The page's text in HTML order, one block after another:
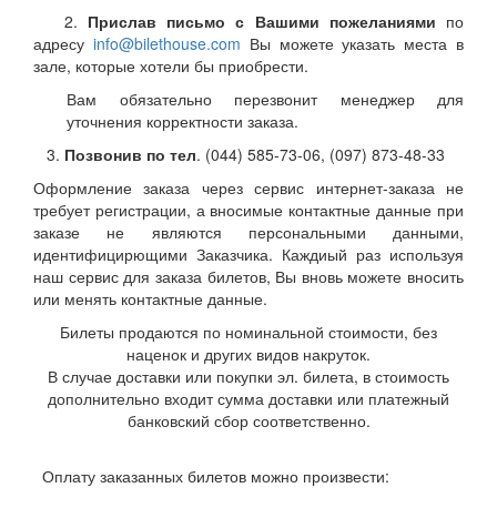
2. Прислав письмо с Вашими пожеланиями по
адресу info@bilethouse.com Вы можете указать места в
зале, которые хотели бы приобрести.
Вам обязательно перезвонит менеджер для
уточнения корректности заказа.
3. Позвонив по тел. (044) 585-73-06, (097) 873-48-33
Оформление заказа через сервис интернет-заказа не
требует регистрации, а вносимые контактные данные при
заказе не являются персональными данными,
идентифицирющими Заказчика. Каждиый раз используя
наш сервис для заказа билетов, Вы вновь можете вносить
или менять контактные данные.
Билеты продаются по номинальной стоимости, без
наценок и других видов накруток.
В случае доставки или покупки эл. билета, в стоимость
дополнительно входит сумма доставки или платежный
банковский сбор соответственно.
Оплату заказанных билетов можно произвести: